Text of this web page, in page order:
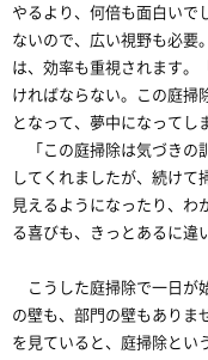
やるより、何倍も面白いで
ないので、広い視野も必要
は、効率も重視されます。
ければならない。この庭掃
となって、夢中になってし
「この庭掃除は気づきの
してくれましたが、続けて
見えるようになったり、わ
る喜びも、きっとあるに違
こうした庭掃除で一日が
の壁も、部門の壁もありま
を見ていると、庭掃除とい